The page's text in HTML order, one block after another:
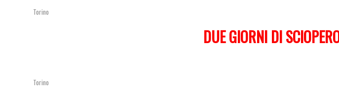
Torino
DUE GIORNI DI
Torino